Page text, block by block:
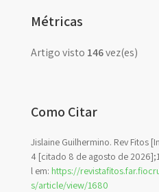
Métricas
Artigo visto 146vez(es)
Como Citar
Jislaine Guilhermino. Rev Fitos
4 [citado 8 de agosto de
l em: https://
s/article/view/1680